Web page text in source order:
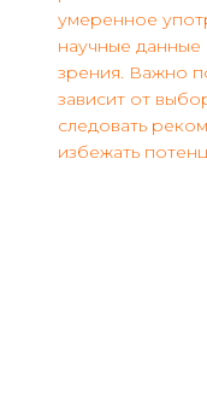
умеренное
научные данные
зрения. Важно
зависит от
следовать
избежать